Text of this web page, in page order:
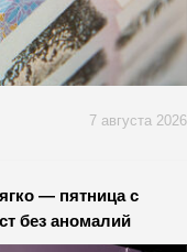
7 августа 2026
— пятница с
без аномалий